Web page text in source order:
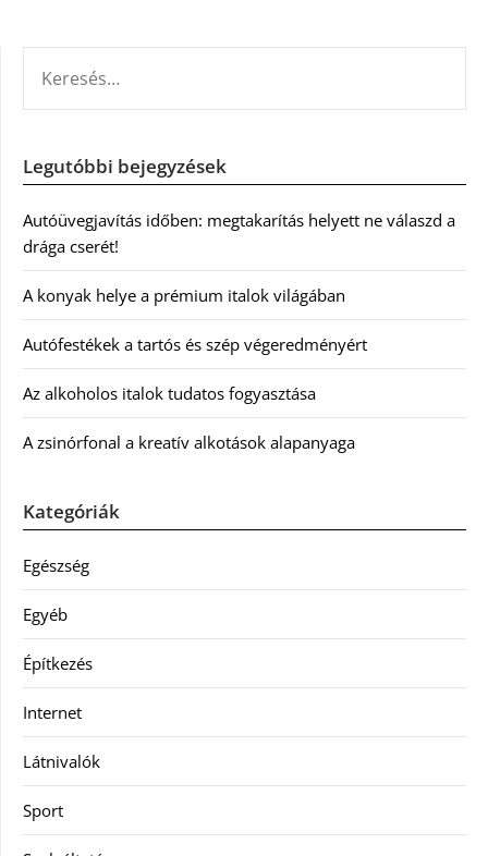
Legutóbbi bejegyzések
Autóüvegjavítás időben: megtakarítás helyett ne válaszd a
drága cserét!
A konyak helye a prémium italok világában
Autófestékek a tartós és szép végeredményért
Az alkoholos italok tudatos fogyasztása
A zsinórfonal a kreatív alkotások alapanyaga
Kategóriák
Egészség
Egyéb
Építkezés
Internet
Látnivalók
Sport